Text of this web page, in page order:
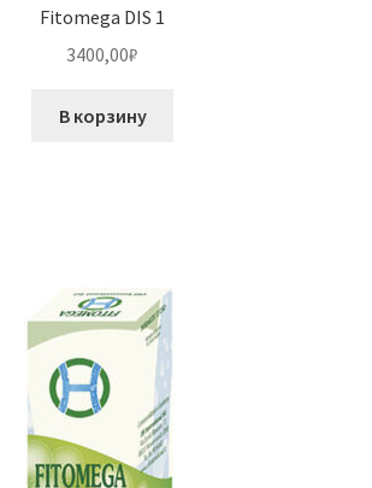
Fitomega DIS 1
3400,00₽
В корзину